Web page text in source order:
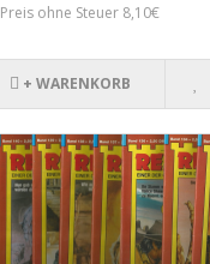
Preis ohne Steuer 8,10€
+ WARENKORB